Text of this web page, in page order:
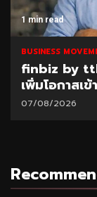
1 min read
BUSINESS
finbiz by
เพิ่มโอกาสเ
07/08/2026